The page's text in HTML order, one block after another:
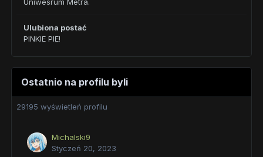
Ulubiona postać
PINKIE PIE!
Ostatnio na profilu byli
29195 wyświetleń profilu
Michalski9
Styczeń 20, 2023